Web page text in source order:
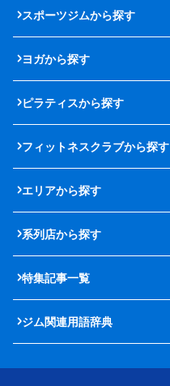
スポーツジムから探す
ヨガから探す
ピラティスから探す
フィットネスクラブから探す
エリアから探す
系列店から探す
特集記事一覧
ジム関連用語辞典